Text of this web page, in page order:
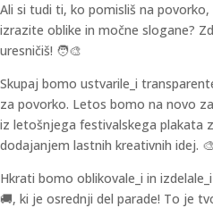
Ali si tudi ti, ko pomisliš na
izrazite oblike in močne slogane?
uresničiš! 🧑‍🎨
Skupaj bomo ustvarile_i
za povorko. Letos bomo na novo
iz letošnjega festivalskega plakata
dodajanjem lastnih kreativnih idej. 🎨
Hkrati bomo oblikovale_i in
🚚, ki je osrednji del parade! To je